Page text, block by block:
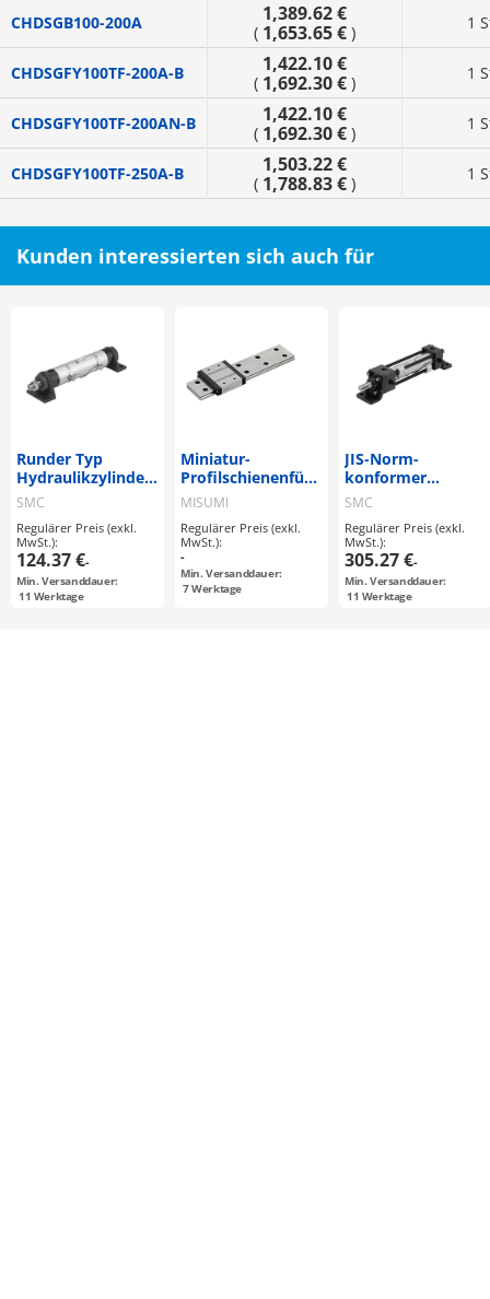
CHDSGB100-200A 1,389.62 €
( 1,653.65 € ) 1
CHDSGFY100TF-200A-B 1,422.10 €
( 1,692.30 € ) 1
CHDSGFY100TF-200AN-B 1,422.10 €
( 1,692.30 € ) 1
CHDSGFY100TF-250A-B 1,503.22 €
( 1,788.83 € ) 1
Kunden interessierten sich auch für
Runder Typ
Hydraulikzylinder
Serie CHM
SMC
Regulärer Preis (exkl.
MwSt.):
124.37 €-
Min. Versanddauer:
11 Werktage
Miniatur-
Profilschienenführungen
/ SSEBW□,
SSE2BW□ /
rostfreier Stahl /
breite Schiene
MISUMI
Regulärer Preis (exkl.
MwSt.):
-
Min. Versanddauer:
7Werktage
JIS-Norm-
konformer
Hydraulikzylinder,
doppeltwirkend:
Einstangenzylinder
Serie CH2E / CH2F
/ CH2G / CH2H
SMC
Regulärer Preis (exkl.
MwSt.):
305.27 €-
Min. Versanddauer:
11 Werktage